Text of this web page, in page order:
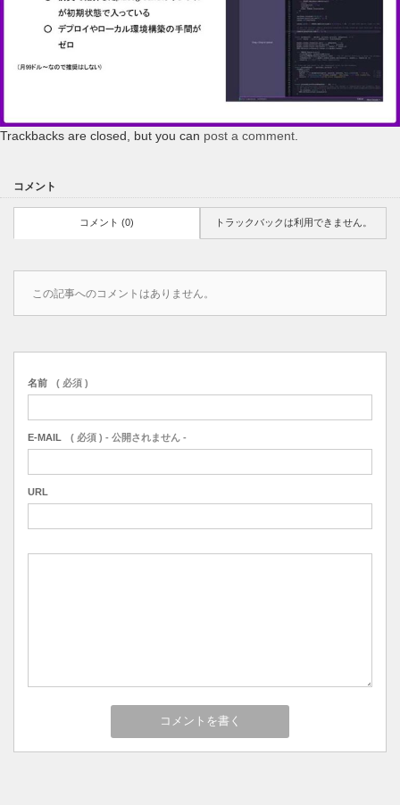
Trackbacks are closed, but you can post a comment
コメント
コメント (0) トラックバックは利用できません。
この記事へのコメントはありません。
名前 ( 必須 )
E-MAIL ( 必須 ) - 公開されません -
URL